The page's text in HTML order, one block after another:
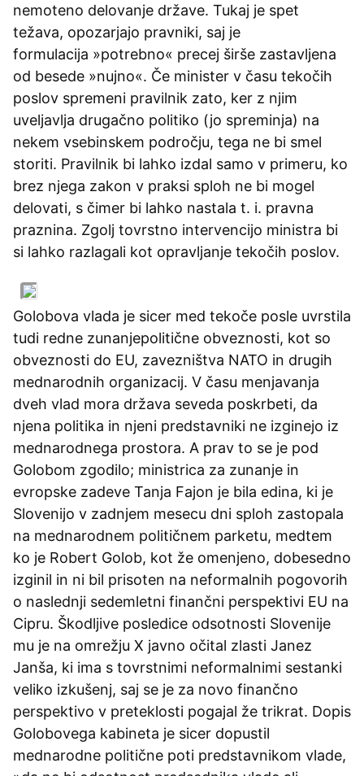
nemoteno delovanje države. Tukaj je spet
težava, opozarjajo pravniki, saj je
formulacija »potrebno« precej širše zastavljena
od besede »nujno«. Če minister v času tekočih
poslov spremeni pravilnik zato, ker z njim
uveljavlja drugačno politiko (jo spreminja) na
nekem vsebinskem področju, tega ne bi smel
storiti. Pravilnik bi lahko izdal samo v primeru, ko
brez njega zakon v praksi sploh ne bi mogel
delovati, s čimer bi lahko nastala t. i. pravna
praznina. Zgolj tovrstno intervencijo ministra bi
si lahko razlagali kot opravljanje tekočih poslov.
Golobova vlada je sicer med tekoče posle uvrstila
tudi redne zunanjepolitične obveznosti, kot so
obveznosti do EU, zavezništva NATO in drugih
mednarodnih organizacij. V času menjavanja
dveh vlad mora država seveda poskrbeti, da
njena politika in njeni predstavniki ne izginejo iz
mednarodnega prostora. A prav to se je pod
Golobom zgodilo; ministrica za zunanje in
evropske zadeve Tanja Fajon je bila edina, ki je
Slovenijo v zadnjem mesecu dni sploh zastopala
na mednarodnem političnem parketu, medtem
ko je Robert Golob, kot že omenjeno, dobesedno
izginil in ni bil prisoten na neformalnih pogovorih
o naslednji sedemletni finančni perspektivi EU na
Cipru. Škodljive posledice odsotnosti Slovenije
mu je na omrežju X javno očital zlasti Janez
Janša, ki ima s tovrstnimi neformalnimi sestanki
veliko izkušenj, saj se je za novo finančno
perspektivo v preteklosti pogajal že trikrat. Dopis
Golobovega kabineta je sicer dopustil
mednarodne politične poti predstavnikom vlade,